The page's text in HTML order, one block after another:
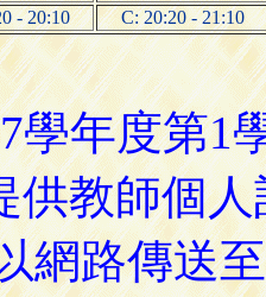
- 20:10 C: 20:20 - 21:10
學年度第1
供教師個
網路傳送